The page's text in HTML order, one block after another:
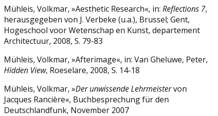
Mühleis, Volkmar, »Aesthetic Research«, in: Reflections 7,
herausgegeben von J. Verbeke (u.a.), Brussel; Gent,
Hogeschool voor Wetenschap en Kunst, departement
Architectuur, 2008, S. 79-83
Mühleis, Volkmar, »Afterimage«, in: Van Gheluwe, Peter,
Hidden View, Roeselare, 2008, S. 14-18
Mühleis, Volkmar, »Der unwissende Lehrmeistervon
Jacques Rancière«, Buchbesprechung für den
Deutschlandfunk, November 2007